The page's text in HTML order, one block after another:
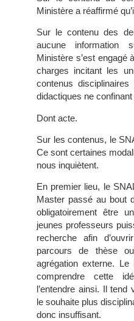
Ministère a réaffirmé
Sur le contenu des
aucune information
Ministère s’est engagé
charges incitant les
contenus
didactiques ne
Dont acte.
Sur les contenus, le
Ce sont certaines
nous inquiètent.
En premier lieu, le
Master passé au bout
obligatoirement être
jeunes professeurs
recherche afin
parcours de thèse
agrégation externe.
comprendre cette
l’entendre ainsi. Il
le souhaite plus
donc insuffisant.